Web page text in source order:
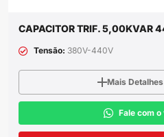
CAPACITOR TRIF. 5,00KVAR
Tensão: 380V-440V
Mais Detalhes
Fale com